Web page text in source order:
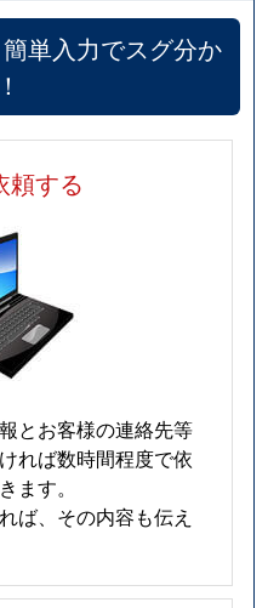
単入力でスグ分か
頼する
とお客様の連絡先等
れば数時間程度で依
ます。
ば、その内容も伝え